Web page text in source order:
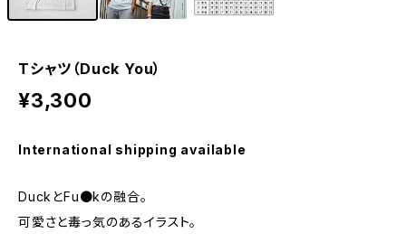
Tシャツ（Duck You）
¥3,300
International shipping available
DuckとFu●kの融合。
可愛さと毒っ気のあるイラスト。